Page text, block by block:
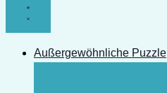
Außergewöhnliche Puzzle